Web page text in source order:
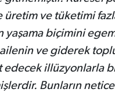
üretim ve tüketimi
yaşama biçimini
ailenin ve giderek
edecek illüzyonlarla
Bunların